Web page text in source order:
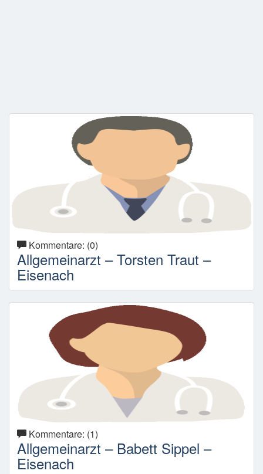
Kommentare: (0)
Allgemeinarzt – Torsten Traut –
Eisenach
Kommentare: (1)
Allgemeinarzt – Babett Sippel –
Eisenach